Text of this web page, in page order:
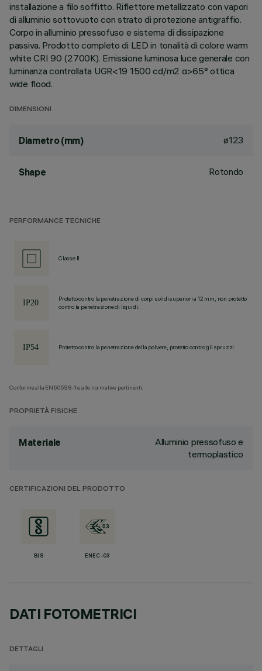
installazione a filo soffitto. Riflettore metallizzato con vapori
di alluminio sottovuoto con strato di protezione antigraffio.
Corpo in alluminio pressofuso e sistema di dissipazione
passiva. Prodotto completo di LED in tonalità di colore warm
white CRI 90 (2700K). Emissione luminosa luce generale con
luminanza controllata UGR<19 1500 cd/m2 α>65° ottica
wide flood.
DIMENSIONI
Diametro (mm) ø123
Shape Rotondo
PERFORMANCE TECNICHE
Classe II
Protetto contro la penetrazione di corpi solidi superiori a 12 mm, non protetto
contro la penetrazione di liquidi.
Protetto contro la penetrazione della polvere, protetto contro gli spruzzi.
Conforme alla EN60598-1 e alle normative pertinenti.
PROPRIETÀ FISICHE
Materiale
Alluminio pressofuso e
termoplastico
CERTIFICAZIONI DEL PRODOTTO
BIS ENEC-03
DATI FOTOMETRICI
DETTAGLI